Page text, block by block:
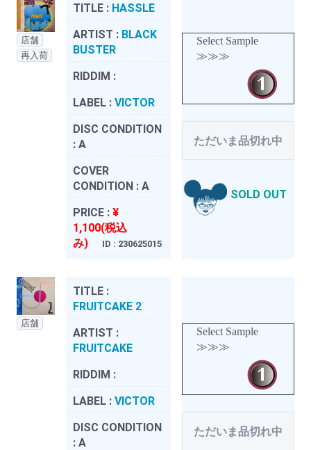
店舗
再入荷
TITLE : HASSLE
ARTIST : BLACK
BUSTER
RIDDIM :
LABEL : VICTOR
DISC CONDITION
: A
COVER
CONDITION : A
PRICE : ¥
1,100(税込
み)
ID : 230625015
Select Sample
≫≫≫
ただいま品切れ中
SOLD OUT
店舗
TITLE :
FRUITCAKE 2
ARTIST :
FRUITCAKE
RIDDIM :
LABEL : VICTOR
DISC CONDITION
: A
Select Sample
≫≫≫
ただいま品切れ中